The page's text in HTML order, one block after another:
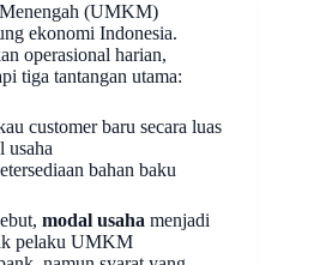
(UMKM)
ekonomi Indonesia.
operasional harian,
tiga tantangan utama:
customer baru secara luas
usaha
bahan baku
modal usaha menjadi
pelaku UMKM